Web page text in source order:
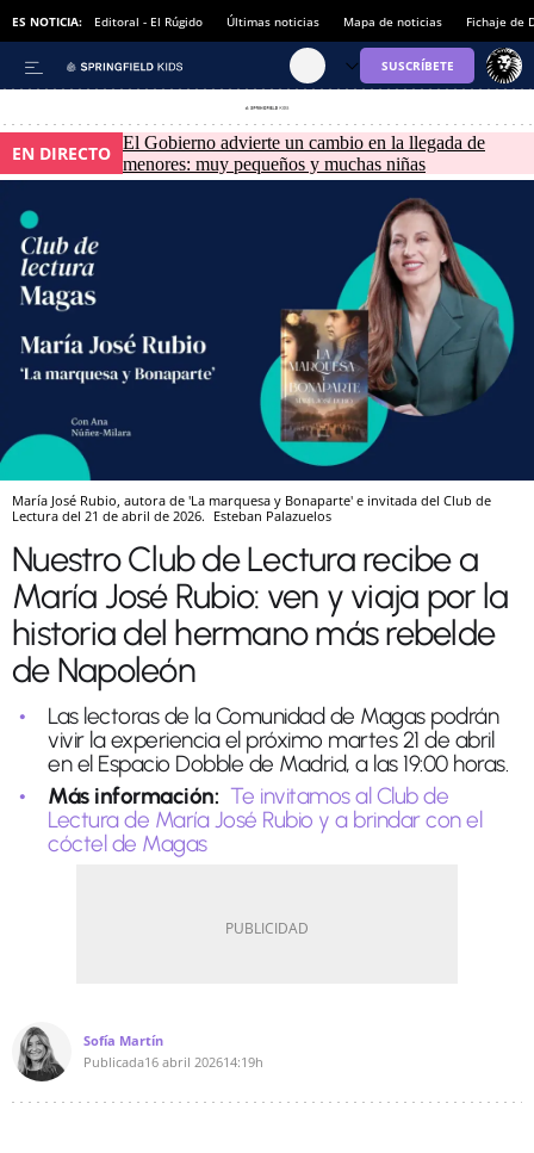
ES NOTICIA: Editoral - El Rúgido Últimas noticias Mapa de noticias Fichaje de
EN DIRECTO El Gobierno advierte un cambio en la llegada de
menores: muy pequeños y muchas niñas
María José Rubio, autora de 'La marquesa y Bonaparte' e invitada del Club de
Lectura del 21 de abril de 2026. Esteban Palazuelos
Nuestro Club de Lectura recibe a
María José Rubio: ven y viaja por la
historia del hermano más rebelde
de Napoleón
Las lectoras de la Comunidad de Magas podrán
vivir la experiencia el próximo martes 21 de abril
en el Espacio Dobble de Madrid, a las 19:00 horas.
Más información: Te invitamos al Club de
Lectura de María José Rubio y a brindar con el
cóctel de Magas
Sofía Martín
Publicada16 abril 202614:19h